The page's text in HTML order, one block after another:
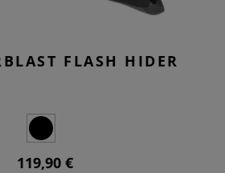
FLASH HIDER
119,90 €